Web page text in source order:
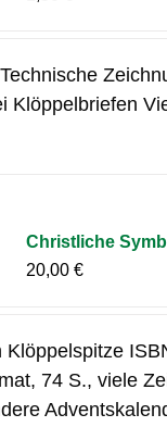
Klöppelbriefen
Christliche
20,00€
Klöppelspitze
74 S., viele